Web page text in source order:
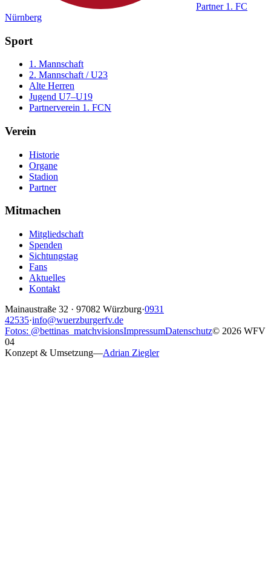
Partner 1. FC
Nürnberg
Sport
1. Mannschaft
2. Mannschaft / U23
Alte Herren
Jugend U7–U19
Partnerverein 1. FCN
Verein
Historie
Organe
Stadion
Partner
Mitmachen
Mitgliedschaft
Spenden
Sichtungstag
Fans
Aktuelles
Kontakt
Mainaustraße 32 · 97082 Würzburg·0931
42535·info@wuerzburgerfv.de
Fotos: @bettinas_matchvisionsImpressumDatenschutz© 2026 WFV
04
Konzept & Umsetzung—Adrian Ziegler